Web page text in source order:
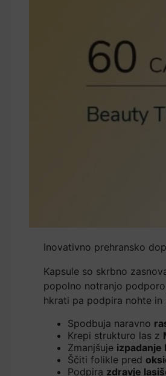
Inovativno prehransko
Kapsule so skrbno
popolno notranjo
hkrati pa podpira nohte
Spodbuja naravno
Krepi strukturo las z
Zmanjšuje izpadanje
Ščiti folikle pred
Podpira zdravje